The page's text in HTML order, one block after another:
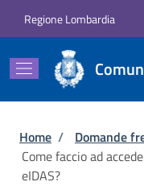
Regione Lombardia
Briciole di
Home / Domande
Come faccio ad
eIDAS?